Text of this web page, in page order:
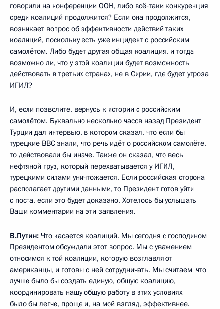
говорили на конференции ООН, либо всё‑таки конкуренция
среди коалиций продолжится? Если она продолжится,
возникает вопрос об эффективности действий таких
коалиций, поскольку есть уже инцидент с российским
самолётом. Либо будет другая общая коалиция, и тогда
возможно ли, что у этой коалиции будет возможность
действовать в третьих странах, не в Сирии, где будет угроза
ИГИЛ?
И, если позволите, вернусь к истории с российским
самолётом. Буквально несколько часов назад Президент
Турции дал интервью, в котором сказал, что если бы
турецкие ВВС знали, что речь идёт о российском самолёте,
то действовали бы иначе. Также он сказал, что весь
нефтяной груз, который перехватывается у ИГИЛ,
турецкими силами уничтожается. Если российская сторона
располагает другими данными, то Президент готов уйти
с поста, если это будет доказано. Хотелось бы услышать
Ваши комментарии на эти заявления.
В.Путин: Что касается коалиций. Мы сегодня с господином
Президентом обсуждали этот вопрос. Мы с уважением
относимся к той коалиции, которую возглавляют
американцы, и готовы с ней сотрудничать. Мы считаем, что
лучше было бы создать единую, общую коалицию,
координировать нашу общую работу в этих условиях
было бы легче, проще и, на мой взгляд, эффективнее.